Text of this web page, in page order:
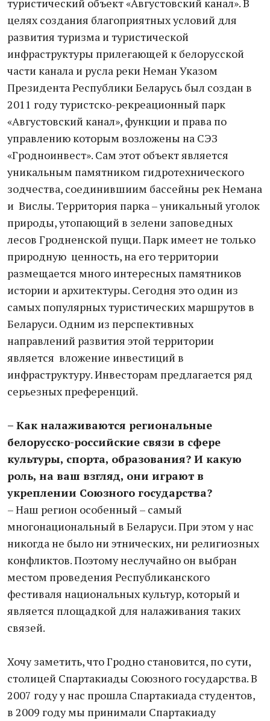
туристический объект «Августовский канал». В
целях создания благоприятных условий для
развития туризма и туристической
инфраструктуры прилегающей к белорусской
части канала и русла реки Неман Указом
Президента Республики Беларусь был создан в
2011 году туристско-рекреационный парк
«Августовский канал», функции и права по
управлению которым возложены на СЭЗ
«Гродноинвест». Сам этот объект является
уникальным памятником гидротехнического
зодчества, соединившиим бассейны рек Немана
и Вислы. Территория парка – уникальный уголок
природы, утопающий в зелени заповедных
лесов Гродненской пущи. Парк имеет не только
природную ценность, на его территории
размещается много интересных памятников
истории и архитектуры. Сегодня это один из
самых популярных туристических маршрутов в
Беларуси. Одним из перспективных
направлений развития этой территории
является вложение инвестиций в
инфраструктуру. Инвесторам предлагается ряд
серьезных преференций.
– Как налаживаются региональные
белорусско-российские связи в сфере
культуры, спорта, образования? И какую
роль, на ваш взгляд, они играют в
укреплении Союзного государства?
– Наш регион особенный – самый
многонациональный в Беларуси. При этом у нас
никогда не было ни этнических, ни религиозных
конфликтов. Поэтому неслучайно он выбран
местом проведения Республиканского
фестиваля национальных культур, который и
является площадкой для налаживания таких
связей.
Хочу заметить, что Гродно становится, по сути,
столицей Спартакиады Союзного государства. В
2007 году у нас прошла Спартакиада студентов,
в 2009 году мы принимали Спартакиаду